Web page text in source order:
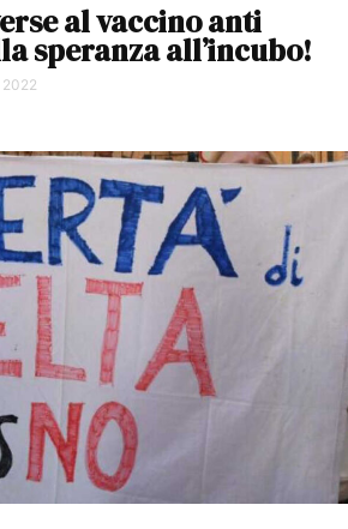
al vaccino anti
speranza all’incubo!
2022